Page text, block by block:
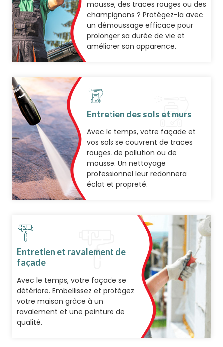
mousse, des traces rouges ou des
champignons ? Protégez-la avec
un démoussage efficace pour
prolonger sa durée de vie et
améliorer son apparence.
Entretien des sols et murs
Avec le temps, votre façade et
vos sols se couvrent de traces
rouges, de pollution ou de
mousse. Un nettoyage
professionnel leur redonnera
éclat et propreté.
Entretien et ravalement de
façade
Avec le temps, votre façade se
détériore. Embellissez et protégez
votre maison grâce à un
ravalement et une peinture de
qualité.